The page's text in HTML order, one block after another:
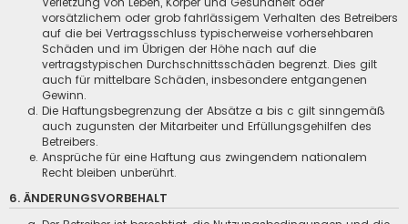
vorsätzlichem oder grob fahrlässigem Verhalten des Betreibers
auf die bei Vertragsschluss typischerweise vorhersehbaren
Schäden und im Übrigen der Höhe nach auf die
vertragstypischen Durchschnittsschäden begrenzt. Dies gilt
auch für mittelbare Schäden, insbesondere entgangenen
Gewinn.
Die Haftungsbegrenzung der Absätze a bis c gilt sinngemäß
auch zugunsten der Mitarbeiter und Erfüllungsgehilfen des
Betreibers.
Ansprüche für eine Haftung aus zwingendem nationalem
Recht bleiben unberührt.
6. ÄNDERUNGSVORBEHALT